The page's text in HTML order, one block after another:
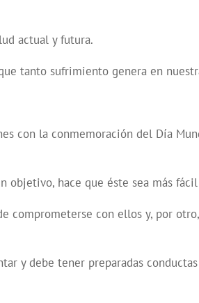
actual y futura.
tanto sufrimiento genera en
con la conmemoración del Día
objetivo, hace que éste sea más
comprometerse con ellos y, por
y debe tener preparadas